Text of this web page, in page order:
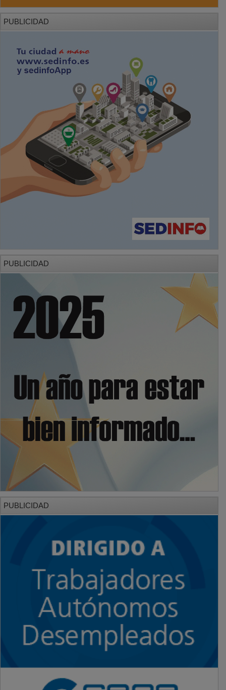
PUBLICIDAD
PUBLICIDAD
PUBLICIDAD